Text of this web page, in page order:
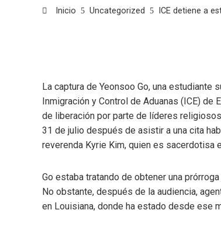
Inicio Uncategorized ICE detiene a
La captura de Yeonsoo Go, una estudiante
Inmigración y Control de Aduanas (ICE)
de liberación por parte de líderes
31 de julio después de asistir a una cita
reverenda Kyrie Kim, quien es sacerdotisa
Go estaba tratando de obtener una
No obstante, después de la audiencia,
en Louisiana, donde ha estado desde ese